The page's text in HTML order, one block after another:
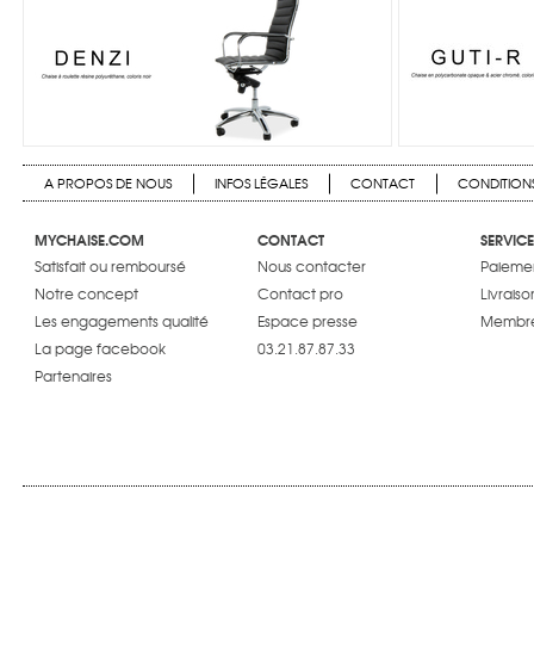
A PROPOS DE NOUS INFOS LÉGALES CONTACT
MYCHAISE.COM
Satisfait ou remboursé
Notre concept
Les engagements qualité
La page facebook
Partenaires
CONTACT
Nous contacter
Contact pro
Espace presse
03.21.87.87.33